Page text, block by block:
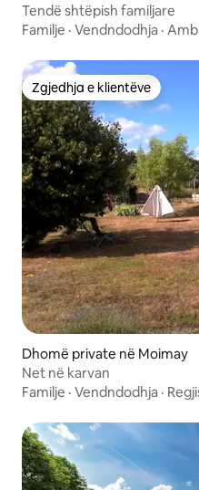
Tendë shtëpish familjare
Familje · Vendndodhja ·
Zgjedhja e klientëve
Zgjedhja e klientëve
Dhomë private në Moimay
Net në karvan
Familje · Vendndodhja ·